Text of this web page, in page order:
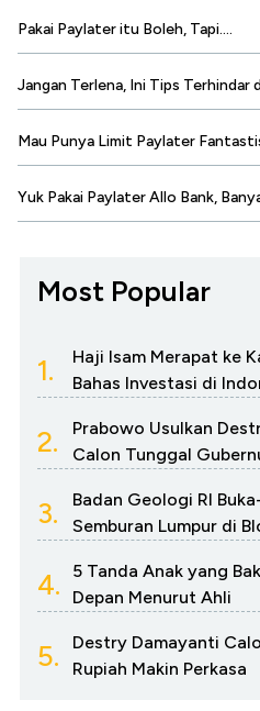
Pakai Paylater itu Boleh, Tapi....
Jangan Terlena, Ini Tips Terhindar
Mau Punya Limit Paylater
Yuk Pakai Paylater Allo Bank,
Most Popular
1.
Haji Isam Merapat ke
Bahas Investasi di
2.
Prabowo Usulkan
Calon Tunggal
3.
Badan Geologi RI
Semburan Lumpur di
4.
5 Tanda Anak yang
Depan Menurut Ahli
5.
Destry Damayanti
Rupiah Makin Perkasa